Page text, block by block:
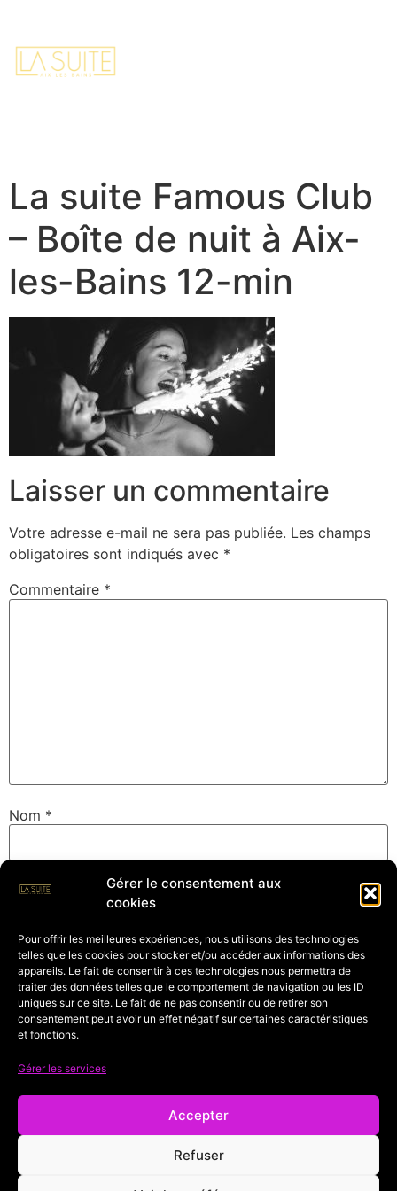
Gérer le consentement aux
cookies
Pour offrir les meilleures expériences, nous utilisons des technologies
telles que les cookies pour stocker et/ou accéder aux informations des
appareils. Le fait de consentir à ces technologies nous permettra de
traiter des données telles que le comportement de navigation ou les ID
uniques sur ce site. Le fait de ne pas consentir ou de retirer son
consentement peut avoir un effet négatif sur certaines caractéristiques
et fonctions.
Gérer les services
Accepter
Refuser
La suite Famous Club
– Boîte de nuit à Aix-
les-Bains 12-min
Laisser un commentaire
Votre adresse e-mail ne sera pas publiée. Les champs
obligatoires sont indiqués avec *
Commentaire *
Nom *
E-mail
Site web
Enregistrer mon nom, mon e-mail et mon site dans le
navigateur pour mon prochain commentaire.